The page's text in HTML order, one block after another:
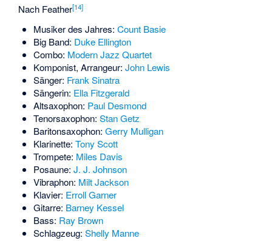
Nach Feather[14]
Musiker des Jahres: Count Basie
Big Band: Duke Ellington
Combo: Modern Jazz Quartet
Komponist, Arrangeur: John Lewis
Sänger: Frank Sinatra
Sängerin: Ella Fitzgerald
Altsaxophon: Paul Desmond
Tenorsaxophon: Stan Getz
Baritonsaxophon: Gerry Mulligan
Klarinette: Tony Scott
Trompete: Miles Davis
Posaune: J. J. Johnson
Vibraphon: Milt Jackson
Klavier: Erroll Garner
Gitarre: Barney Kessel
Bass: Ray Brown
Schlagzeug: Shelly Manne